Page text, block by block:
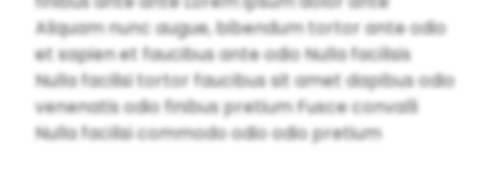
Aliquam nunc augue, bibendum tortor ante odio
et sapien et faucibus ante odio Nulla facilisis
Nulla facilisi tortor faucibus sit amet dapibus odio
venenatis odio finibus pretium Fusce convalli
Nulla facilisi commodo odio odio pretium